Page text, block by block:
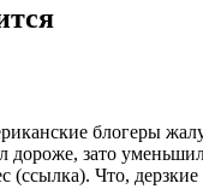
блогеры
дороже, зато
(ссылка). Что,